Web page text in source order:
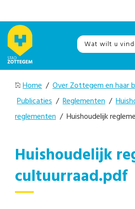
Home / Over Zottegem en haar
Publicaties / Reglementen /
reglementen / Huishoudelijk
Huishoudelijk
cultuurraad.pdf